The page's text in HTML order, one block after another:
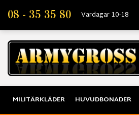
08 - 35 35 80 Vardagar 10-18
MILITÄRKLÄDER
HUVUDBONADER